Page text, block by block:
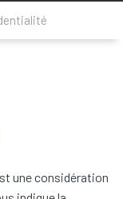
une considération